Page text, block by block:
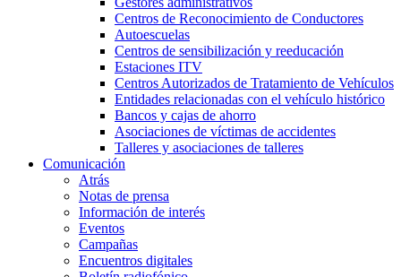
Centros de Reconocimiento de Conductores
Autoescuelas
Centros de sensibilización y reeducación
Estaciones ITV
Centros Autorizados de Tratamiento de Vehículos
Entidades relacionadas con el vehículo histórico
Bancos y cajas de ahorro
Asociaciones de víctimas de accidentes
Talleres y asociaciones de talleres
Comunicación
Atrás
Notas de prensa
Información de interés
Eventos
Campañas
Encuentros digitales